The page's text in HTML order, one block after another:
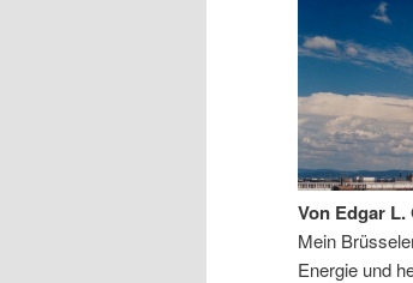
Von Edgar L.
Mein
Energie und